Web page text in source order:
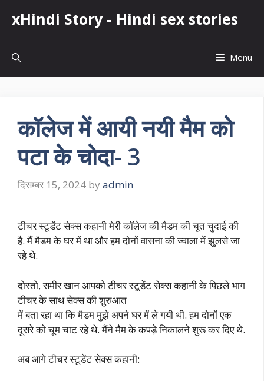
xHindi Story - Hindi sex stories
Menu
कॉलेज में आयी नयी मैम को
पटा के चोदा- 3
दिसम्बर 15, 2024 by admin
टीचर स्टूडेंट सेक्स कहानी मेरी कॉलेज की मैडम की चूत चुदाई की
है. मैं मैडम के घर में था और हम दोनों वासना की ज्वाला में झुलसे जा
रहे थे.
दोस्तो, समीर खान आपको टीचर स्टूडेंट सेक्स कहानी के पिछले भाग
टीचर के साथ सेक्स की शुरुआत
में बता रहा था कि मैडम मुझे अपने घर में ले गयी थी. हम दोनों एक
दूसरे को चूम चाट रहे थे. मैंने मैम के कपड़े निकालने शुरू कर दिए थे.
अब आगे टीचर स्टूडेंट सेक्स कहानी: